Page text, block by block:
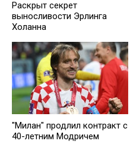
Раскрыт секрет
выносливости Эрлинга
Холанна
"Милан" продлил контракт с
40-летним Модричем